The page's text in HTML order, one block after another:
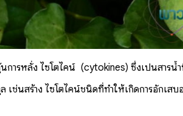
รหลั่ง ไซโตไคน์ (cytokines) ซึ่งเป็นสารน้ำ
นสร้าง ไซโตไคน์ชนิดที่ทำให้เกิดการอักเสบ